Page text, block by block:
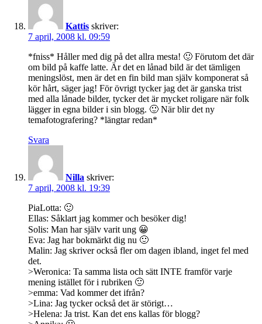
Kattis skriver:
7 april, 2008 kl. 09:59
*fniss* Håller med dig på det allra mesta! 🙂 Förutom det där
om bild på kaffe latte. Är det en lånad bild är det tämligen
meningslöst, men är det en fin bild man själv komponerat så
kör hårt, säger jag! För övrigt tycker jag det är ganska trist
med alla lånade bilder, tycker det är mycket roligare när folk
lägger in egna bilder i sin blogg. 🙂 När blir det ny
temafotografering? *längtar redan*
Svara
Nilla skriver:
7 april, 2008 kl. 19:39
PiaLotta: 🙂
Ellas: Såklart jag kommer och besöker dig!
Solis: Man har själv varit ung 😀
Eva: Jag har bokmärkt dig nu 🙂
Malin: Jag skriver också fler om dagen ibland, inget fel med
det.
>Weronica: Ta samma lista och sätt INTE framför varje
mening istället för i rubriken 🙂
>emma: Vad kommer det ifrån?
>Lina: Jag tycker också det är störigt…
>Helena: Ja trist. Kan det ens kallas för blogg?